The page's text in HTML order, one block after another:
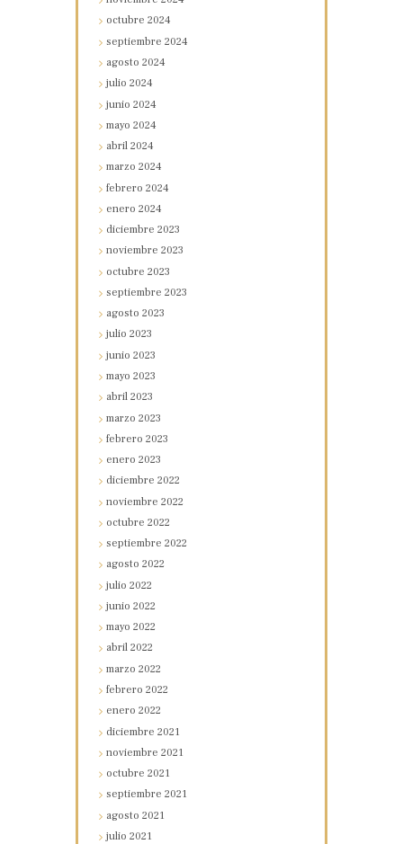
octubre2024
septiembre2024
agosto2024
julio2024
junio2024
mayo2024
abril2024
marzo2024
febrero2024
enero2024
diciembre2023
noviembre2023
octubre2023
septiembre2023
agosto2023
julio2023
junio2023
mayo2023
abril2023
marzo2023
febrero2023
enero2023
diciembre2022
noviembre2022
octubre2022
septiembre2022
agosto2022
julio2022
junio2022
mayo2022
abril2022
marzo2022
febrero2022
enero2022
diciembre2021
noviembre2021
octubre2021
septiembre2021
agosto2021
julio2021